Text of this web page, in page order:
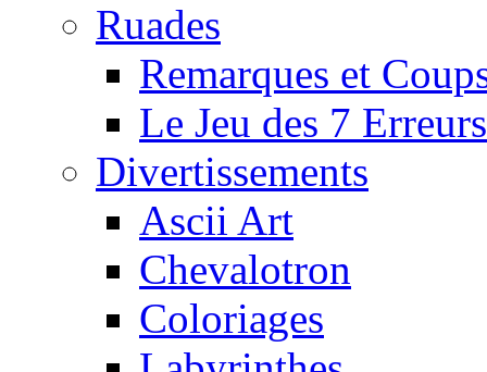
Ruades
Remarques et
Le Jeu des 7 Erreurs
Divertissements
Ascii Art
Chevalotron
Coloriages